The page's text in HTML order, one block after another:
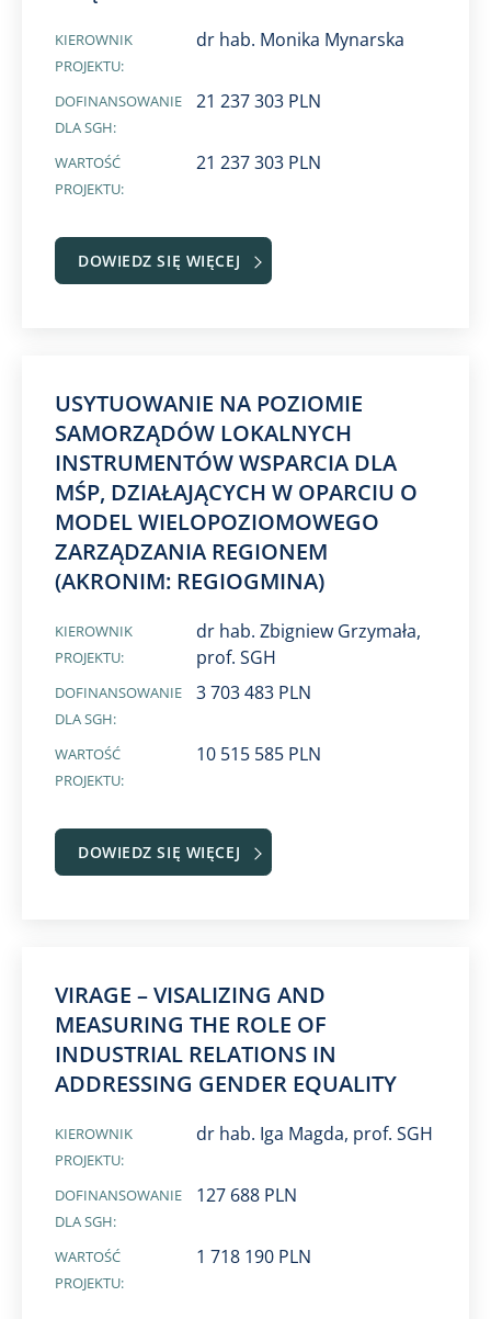
KIEROWNIK
PROJEKTU:
dr hab. Monika Mynarska
DOFINANSOWANIE
DLA SGH:
21 237 303 PLN
WARTOŚĆ
PROJEKTU:
21 237 303 PLN
DOWIEDZ SIĘ WIĘCEJ
USYTUOWANIE NA POZIOMIE
SAMORZĄDÓW LOKALNYCH
INSTRUMENTÓW WSPARCIA DLA
MŚP, DZIAŁAJĄCYCH W OPARCIU O
MODEL WIELOPOZIOMOWEGO
ZARZĄDZANIA REGIONEM
(AKRONIM: REGIOGMINA)
KIEROWNIK
PROJEKTU:
dr hab. Zbigniew Grzymała,
prof. SGH
DOFINANSOWANIE
DLA SGH:
3 703 483 PLN
WARTOŚĆ
PROJEKTU:
10 515 585 PLN
DOWIEDZ SIĘ WIĘCEJ
VIRAGE – VISALIZING AND
MEASURING THE ROLE OF
INDUSTRIAL RELATIONS IN
ADDRESSING GENDER EQUALITY
KIEROWNIK
PROJEKTU:
dr hab. Iga Magda, prof. SGH
DOFINANSOWANIE
DLA SGH:
127 688 PLN
WARTOŚĆ
PROJEKTU:
1 718 190 PLN